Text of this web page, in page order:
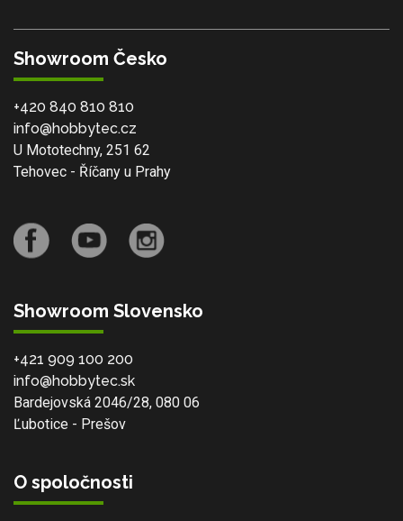
Showroom Česko
+420 840 810 810
info@hobbytec.cz
U Mototechny, 251 62
Tehovec - Říčany u Prahy
Showroom Slovensko
+421 909 100 200
info@hobbytec.sk
Bardejovská 2046/28, 080 06
Ľubotice - Prešov
O spoločnosti